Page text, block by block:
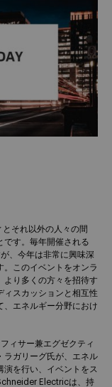
とそれ以外の人々の間
です。毎年開催される
、今年は非常に興味深
。このイベントをオンラ
より多くの方々を招待す
ィスカッションと相互性
、エネルギー分野におけ
ィサー兼エグゼクティ
ラガリーグ氏が、エネル
演を行い、イベントをス
Electricは、持